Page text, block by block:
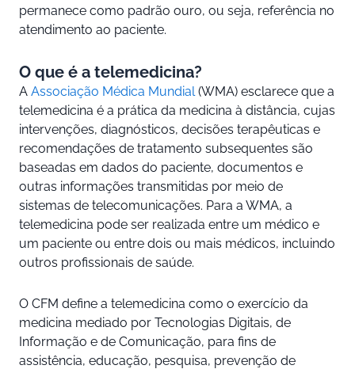
permanece como padrão ouro, ou seja, referência no
atendimento ao paciente.
O que é a telemedicina?
A Associação Médica Mundial(WMA) esclarece que a
telemedicina é a prática da medicina à distância, cujas
intervenções, diagnósticos, decisões terapêuticas e
recomendações de tratamento subsequentes são
baseadas em dados do paciente, documentos e
outras informações transmitidas por meio de
sistemas de telecomunicações. Para a WMA, a
telemedicina pode ser realizada entre um médico e
um paciente ou entre dois ou mais médicos, incluindo
outros profissionais de saúde.
O CFM define a telemedicina como o exercício da
medicina mediado por Tecnologias Digitais, de
Informação e de Comunicação, para fins de
assistência, educação, pesquisa, prevenção de